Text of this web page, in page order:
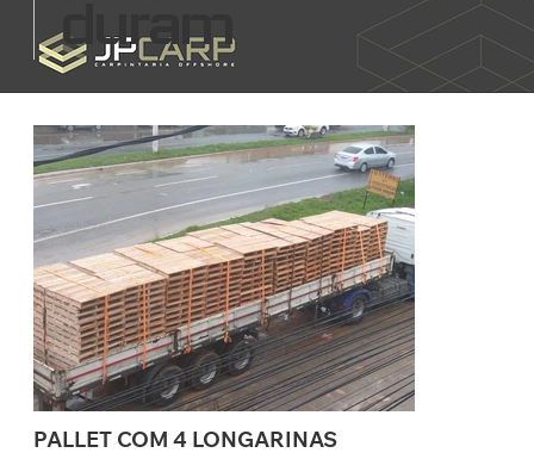
duram
PALLET COM 4 LONGARINAS